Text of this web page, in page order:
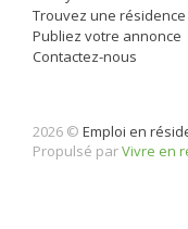
Trouvez une résidence
Publiez votre annonce
Contactez-nous
2026 © Emploi en
Propulsé parVivre en